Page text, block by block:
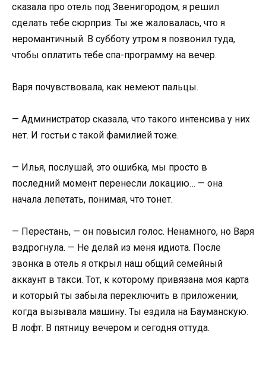
сказала про отель под Звенигородом, я решил
сделать тебе сюрприз. Ты же жаловалась, что я
неромантичный. В субботу утром я позвонил туда,
чтобы оплатить тебе спа-программу на вечер.
Варя почувствовала, как немеют пальцы.
— Администратор сказала, что такого интенсива у них
нет. И гостьи с такой фамилией тоже.
— Илья, послушай, это ошибка, мы просто в
последний момент перенесли локацию… — она
начала лепетать, понимая, что тонет.
— Перестань, — он повысил голос. Ненамного, но Варя
вздрогнула. — Не делай из меня идиота. После
звонка в отель я открыл наш общий семейный
аккаунт в такси. Тот, к которому привязана моя карта
и который ты забыла переключить в приложении,
когда вызывала машину. Ты ездила на Бауманскую.
В лофт. В пятницу вечером и сегодня оттуда.